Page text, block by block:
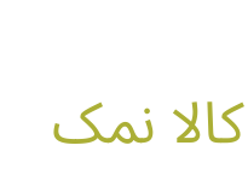
کالا نمک